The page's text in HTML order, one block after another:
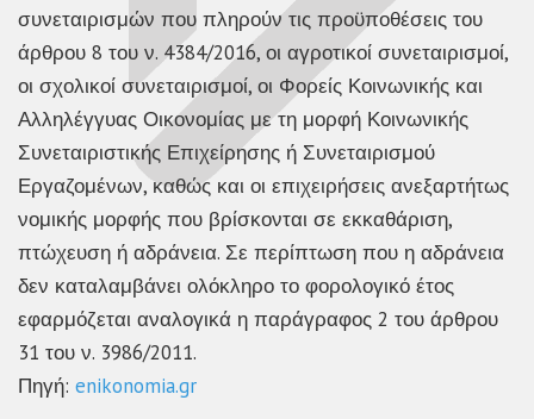
συνεταιρισμών που πληρούν τις προϋποθέσεις του
άρθρου 8 του ν. 4384/2016, οι αγροτικοί συνεταιρισμοί,
οι σχολικοί συνεταιρισμοί, οι Φορείς Κοινωνικής και
Αλληλέγγυας Οικονομίας με τη μορφή Κοινωνικής
Συνεταιριστικής Επιχείρησης ή Συνεταιρισμού
Εργαζομένων, καθώς και οι επιχειρήσεις ανεξαρτήτως
νομικής μορφής που βρίσκονται σε εκκαθάριση,
πτώχευση ή αδράνεια. Σε περίπτωση που η αδράνεια
δεν καταλαμβάνει ολόκληρο το φορολογικό έτος
εφαρμόζεται αναλογικά η παράγραφος 2 του άρθρου
31 του ν. 3986/2011.
Πηγή: enikonomia.gr